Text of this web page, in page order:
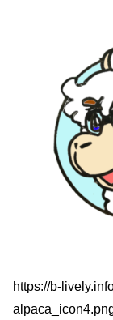
https://b-